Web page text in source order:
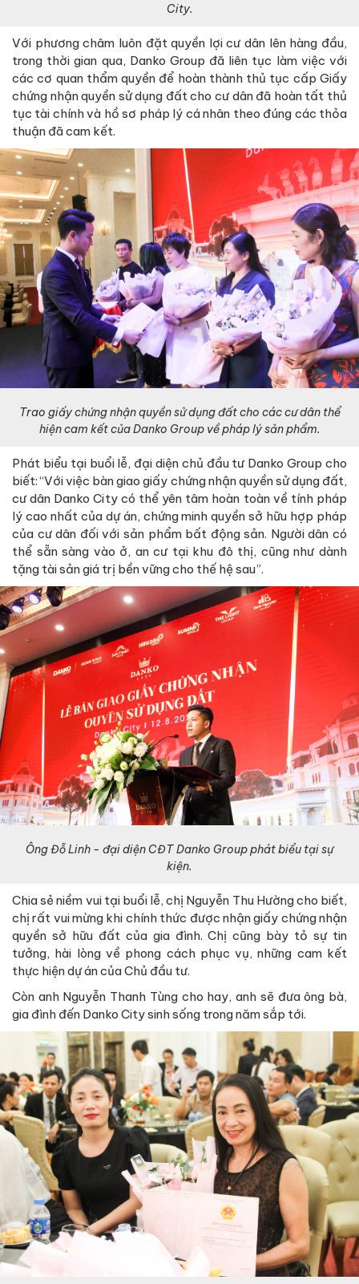
City.
Với phương châm luôn đặt quyền lợi cư dân lên hàng đầu,
trong thời gian qua, Danko Group đã liên tục làm việc với
các cơ quan thẩm quyền để hoàn thành thủ tục cấp Giấy
chứng nhận quyền sử dụng đất cho cư dân đã hoàn tất thủ
tục tài chính và hồ sơ pháp lý cá nhân theo đúng các thỏa
thuận đã cam kết.
Trao giấy chứng nhận quyền sử dụng đất cho các cư dân thể
hiện cam kết của Danko Group về pháp lý sản phẩm.
Phát biểu tại buổi lễ, đại diện chủ đầu tư Danko Group cho
biết: “Với việc bàn giao giấy chứng nhận quyền sử dụng đất,
cư dân Danko City có thể yên tâm hoàn toàn về tính pháp
lý cao nhất của dự án, chứng minh quyền sở hữu hợp pháp
của cư dân đối với sản phẩm bất động sản. Người dân có
thể sẵn sàng vào ở, an cư tại khu đô thị, cũng như dành
tặng tài sản giá trị bền vững cho thế hệ sau”.
Ông Đỗ Linh - đại diện CĐT Danko Group phát biểu tại sự
kiện.
Chia sẻ niềm vui tại buổi lễ, chị Nguyễn Thu Hường cho biết,
chị rất vui mừng khi chính thức được nhận giấy chứng nhận
quyền sở hữu đất của gia đình. Chị cũng bày tỏ sự tin
tưởng, hài lòng về phong cách phục vụ, những cam kết
thực hiện dự án của Chủ đầu tư.
Còn anh Nguyễn Thanh Tùng cho hay, anh sẽ đưa ông bà,
gia đình đến Danko City sinh sống trong năm sắp tới.